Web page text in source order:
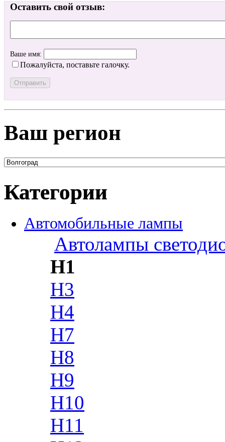
Оставить свой отзыв:
Ваше имя:
Пожалуйста, поставьте галочку.
Ваш регион
Категории
Автомобильные лампы
Автолампы
H1
H3
H4
H7
H8
H9
H10
H11